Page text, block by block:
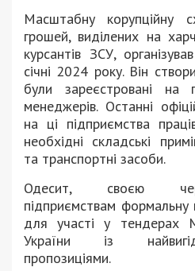
Масштабну корупційну
грошей, виділених на
курсантів ЗСУ,
січні 2024 року. Він
були зареєстровані на
менеджерів. Останні
на ці підприємства
необхідні складські
та транспортні засоби.
Одесит, своєю
підприємствам формальну
для участі у тендерах
України із
пропозиціями.